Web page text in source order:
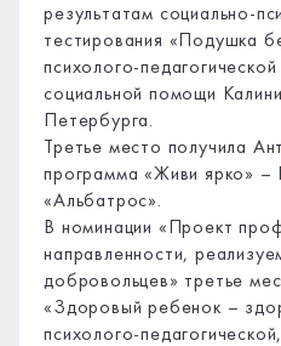
результатам социально-
тестирования «Подушка
психолого-
социальной помощи
Петербурга.
Третье место получила
программа «Живи ярко» –
«Альбатрос».
В номинации «Проект
направленности,
добровольцев» третье
«Здоровый ребенок –
психолого-